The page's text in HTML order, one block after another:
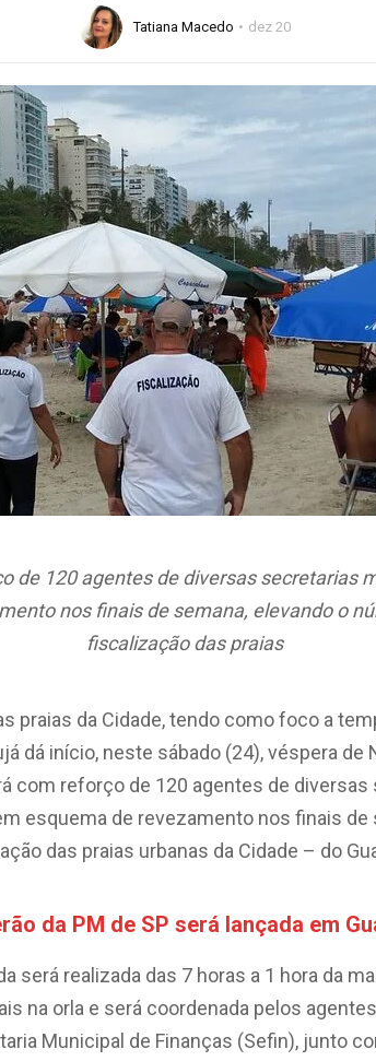
Tatiana Macedo dez 20
de 120 agentes de diversas secretarias
nos finais de semana, elevando o
fiscalização das praias
praias da Cidade, tendo como foco a
dá início, neste sábado (24), véspera de
com reforço de 120 agentes de
esquema de revezamento nos finais de
das praias urbanas da Cidade – do
da PM de SP será lançada em
será realizada das 7 horas a 1 hora da
na orla e será coordenada pelos
Municipal de Finanças (Sefin), junto